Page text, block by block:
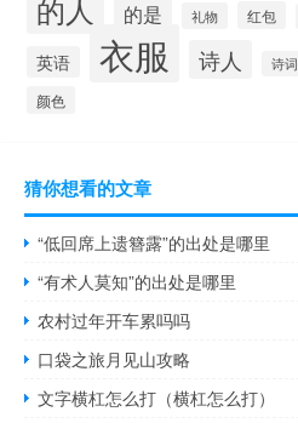
的人 的是 礼物 红包
英语 衣服 诗人 诗词
颜色
猜你想看的文章
“低回席上遗簪露”的出处是哪里
“有术人莫知”的出处是哪里
农村过年开车累吗吗
口袋之旅月见山攻略
文字横杠怎么打（横杠怎么打）